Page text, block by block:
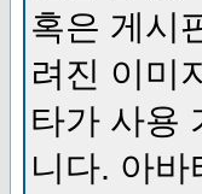
혹은 게시
려진 이미
타가 사용
니다. 아